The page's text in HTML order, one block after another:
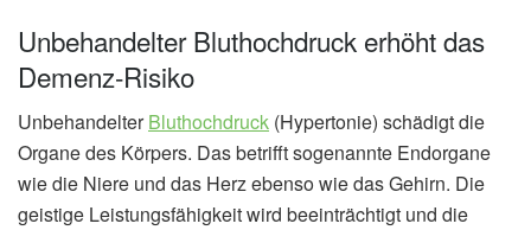
Unbehandelter Bluthochdruck erhöht das
Demenz-Risiko
UnbehandelterBluthochdruck (Hypertonie) schädigt die
Organe des Körpers. Das betrifft sogenannte Endorgane
wie die Niere und das Herz ebenso wie das Gehirn. Die
geistige Leistungsfähigkeit wird beeinträchtigt und die